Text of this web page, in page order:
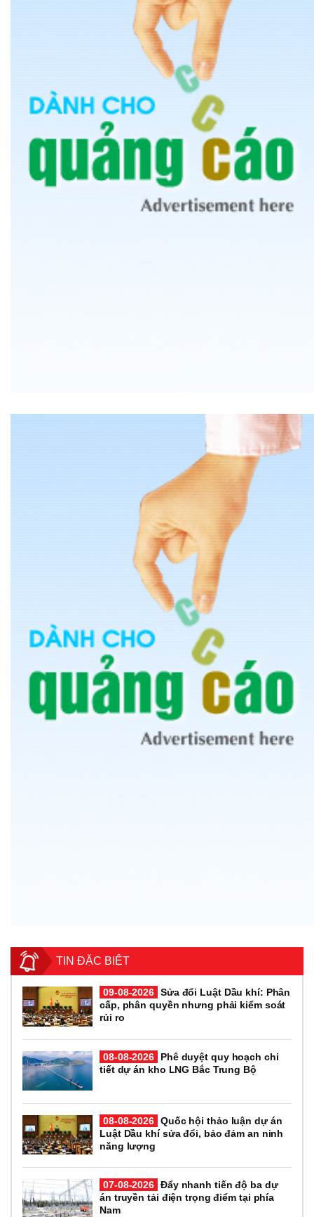
TIN ĐẶC BIỆT
09-08-2026 Sửa đổi Luật Dầu khí: Phân
cấp, phân quyền nhưng phải kiểm soát
rủi ro
08-08-2026
Phê duyệt quy hoạch chi
tiết dự án kho LNG Bắc Trung Bộ
08-08-2026 Quốc hội thảo luận dự án
Luật Dầu khí sửa đổi, bảo đảm an ninh
năng lượng
07-08-2026 Đẩy nhanh tiến độ ba dự
án truyền tải điện trọng điểm tại phía
Nam